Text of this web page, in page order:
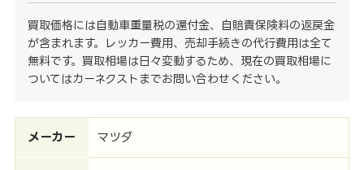
買取価格には自動車重量税の還付金、自賠責保険料の返戻金
が含まれます。レッカー費用、売却手続きの代行費用は全て
無料です。買取相場は日々変動するため、現在の買取相場に
ついてはカーネクストまでお問い合わせください。
メーカー マツダ